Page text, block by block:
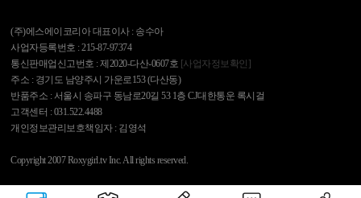
(주)에스에이코리아 대표이사 : 송수아
사업자등록번호 : 215-87-97374
통신판매업신고번호 : 제2020-다산-0607호 [사업자정보확인]
주소 : 경기도 남양주시 가운로153 (다산동)
반품주소 : 서울시 송파구 동남로20길 53 1층 CJ대한통운 록시걸
고객센터 : 031.522.4488
개인정보관리보호책임자 : 김영석
Copyright 2007 Roxygirl.tv Inc. All rights reserved.